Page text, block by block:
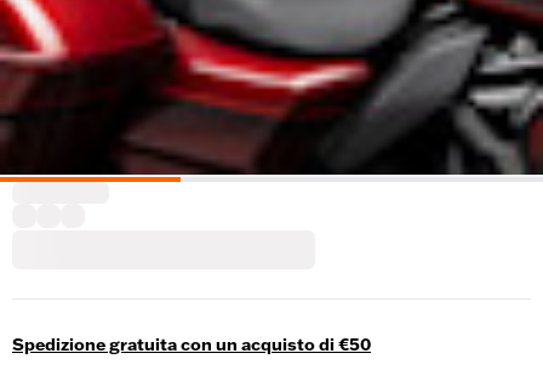
Spedizione gratuita con un acquisto di €50